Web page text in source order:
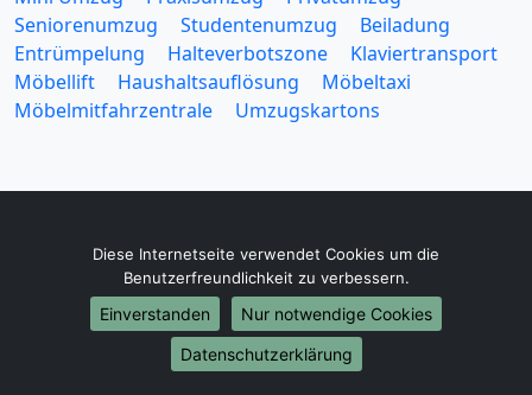
Seniorenumzug
Studentenumzug
Beiladung
Entrümpelung
Halteverbotszone
Klaviertransport
Möbellift
Haushaltsauflösung
Möbeltaxi
Möbelmitfahrzentrale
Umzugskartons
Europa-Umzüge
Umzug von Trier nach Belarus
Umzug von Trier nach Belgien
Umzug von Trier nach Bulgarien
Diese Internetseite verwendet Cookies um die
Benutzerfreundlichkeit zu verbessern.
Einverstanden
Nur notwendige Cookies
Datenschutzerklärung